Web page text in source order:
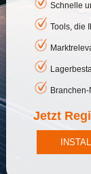
Schnelle
Tools, die
Jetzt